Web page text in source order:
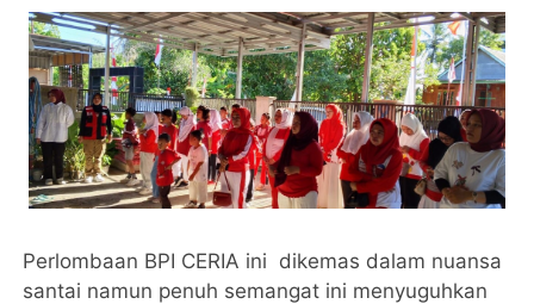
Perlombaan BPI CERIA ini dikemas dalam nuansa
santai namun penuh semangat ini menyuguhkan